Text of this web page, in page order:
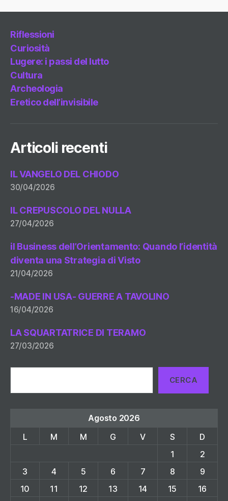
Riflessioni
Curiosità
Lugere: i passi del lutto
Cultura
Archeologia
Eretico dell’invisibile
Articoli recenti
IL VANGELO DEL CHIODO
30/04/2026
IL CREPUSCOLO DEL NULLA
27/04/2026
il Business dell’Orientamento: Quando l’identità
diventa una Strategia di Visto
21/04/2026
-MADE IN USA- GUERRE A TAVOLINO
16/04/2026
LA SQUARTATRICE DI TERAMO
27/03/2026
CERCA
Agosto 2026
L
M M G V S
D
1
2
3
4 5 6 7 8
9
10
11 12 13 14 15
16